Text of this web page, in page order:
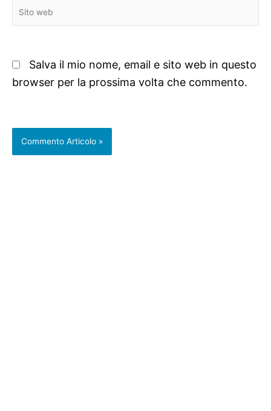
Sito
web
Salva il mio nome, email e sito web in questo
browser per la prossima volta che commento.